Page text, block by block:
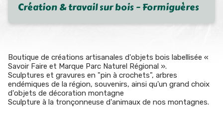
Création & travail sur bois – Formiguères
Boutique de créations artisanales d'objets bois labellisée «
Savoir Faire et Marque Parc Naturel Régional ».
Sculptures et gravures en "pin à crochets", arbres
endémiques de la région, souvenirs, ainsi qu'un grand choix
d'objets de décoration montagne
Sculpture à la tronçonneuse d'animaux de nos montagnes.